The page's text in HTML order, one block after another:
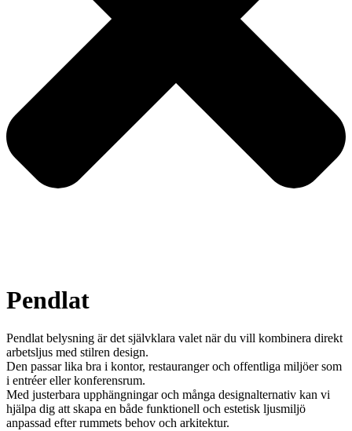
Pendlat
Pendlat belysning är det självklara valet när du vill kombinera direkt
arbetsljus med stilren design.
Den passar lika bra i kontor, restauranger och offentliga miljöer som
i entréer eller konferensrum.
Med justerbara upphängningar och många designalternativ kan vi
hjälpa dig att skapa en både funktionell och estetisk ljusmiljö
anpassad efter rummets behov och arkitektur.